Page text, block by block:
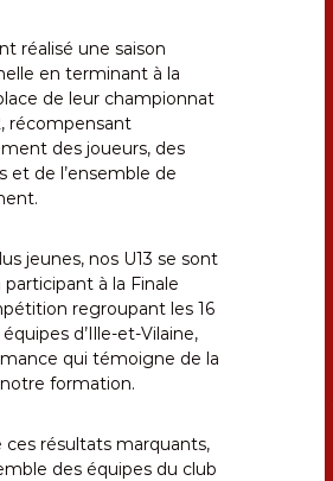
réalisé une saison
en terminant à la
de leur championnat
récompensant
des joueurs, des
et de l’ensemble de
jeunes, nos U13 se sont
participant à la Finale
regroupant les 16
d’Ille-et-Vilaine,
qui témoigne de la
formation.
ces résultats marquants,
des équipes du club